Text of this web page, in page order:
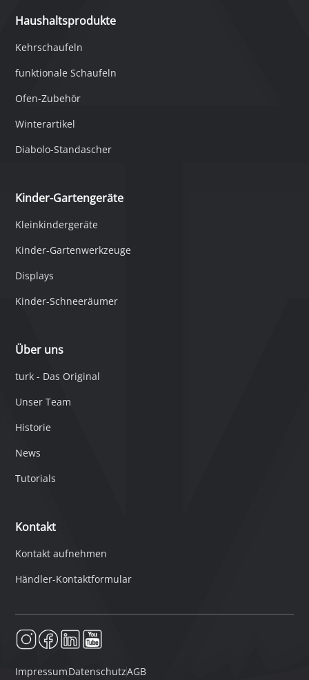
Haushaltsprodukte
Kehrschaufeln
funktionale Schaufeln
Ofen-Zubehör
Winterartikel
Diabolo-Standascher
Kinder-Gartengeräte
Kleinkindergeräte
Kinder-Gartenwerkzeuge
Displays
Kinder-Schneeräumer
Über uns
turk - Das Original
Unser Team
Historie
News
Tutorials
Kontakt
Kontakt aufnehmen
Händler-Kontaktformular
ImpressumDatenschutzAGB